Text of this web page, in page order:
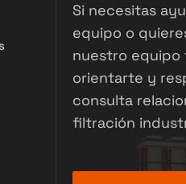
Si necesitas
equipo o
nuestro
orientarte y
consulta
filtración